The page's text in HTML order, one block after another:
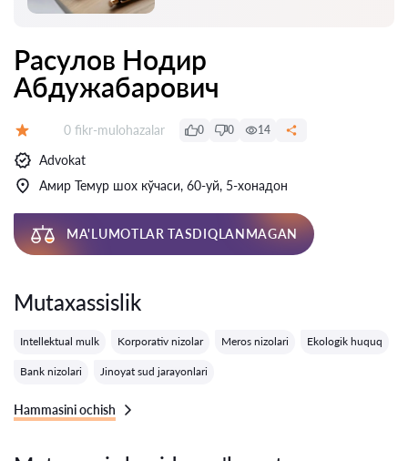
Расулов Нодир
Абдужабарович
Fikrlar:
0 fikr-mulohazalar 0 0 14
Advokat
Амир Темур шох кўчаси, 60-уй, 5-хонадон
MA'LUMOTLAR TASDIQLANMAGAN
Mutaxassislik
Intellektual mulk Korporativ nizolar Meros nizolari Ekologik huquq
Bank nizolari Jinoyat sud jarayonlari
Hammasini ochish